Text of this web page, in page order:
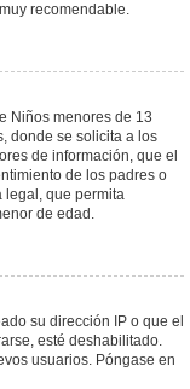
recomendable.
Niños menores de 13
donde se solicita a los
de información, que el
de los padres o
legal, que permita
de edad.
su dirección IP o que el
esté deshabilitado.
usuarios. Póngase en